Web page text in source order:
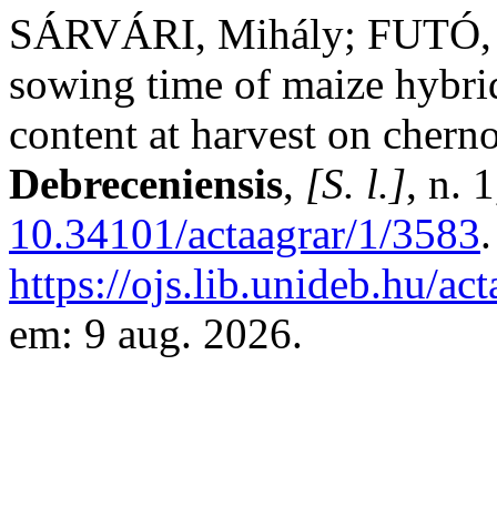
SÁRVÁRI, Mihály;
sowing time of maize
content at harvest on
Debreceniensis, [S. l.], n.
10.34101/actaagrar/1/3583
https://ojs.lib.unideb.hu/
em: 9 aug. 2026.